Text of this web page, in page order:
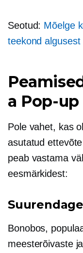
Seotud: Mõelge
teekond algusest
a Pop-up
Pole vahet, kas
asutatud ettevõte
peab vastama
eesmärkidest:
Bonobos,
meesterõivaste